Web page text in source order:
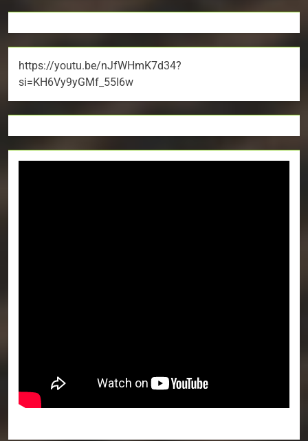
https://youtu.be/nJfWHmK7d34?
si=KH6Vy9yGMf_55I6w